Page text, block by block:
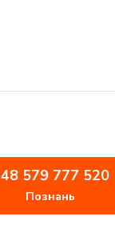
579 777 520
Познань